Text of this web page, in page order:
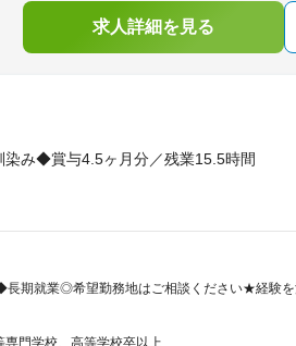
求人詳細を見る
染み◆賞与4.5ヶ月分／残業15.5時間
期就業◎希望勤務地はご相談ください★経験を